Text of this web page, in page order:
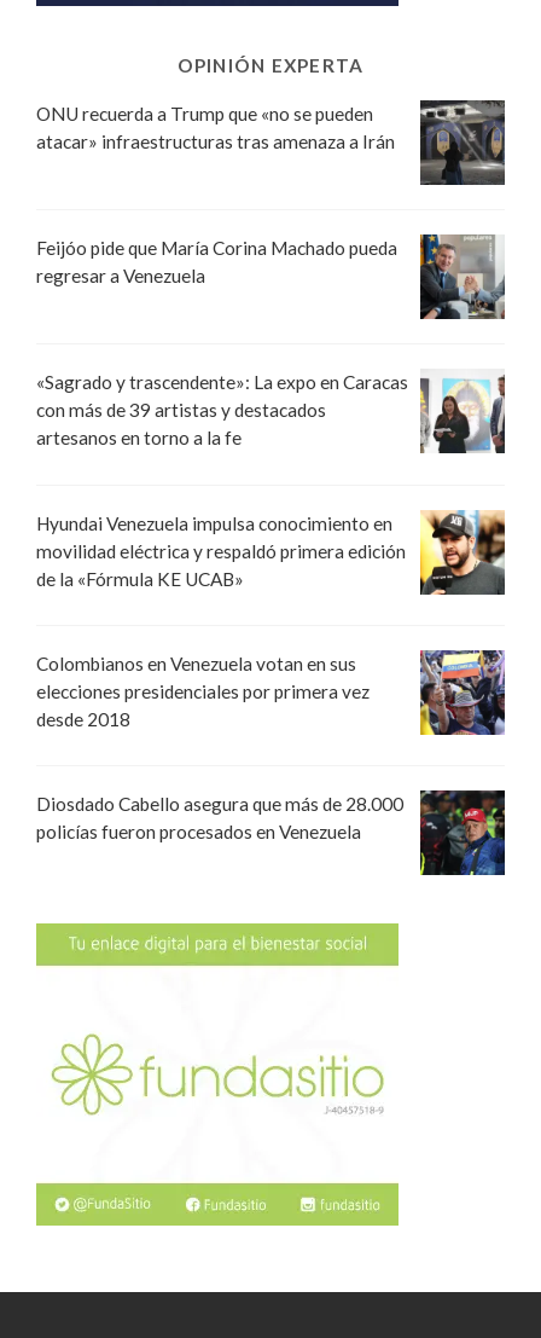
OPINIÓN EXPERTA
ONU recuerda a Trump que «no se pueden
atacar» infraestructuras tras amenaza a Irán
Feijóo pide que María Corina Machado pueda
regresar a Venezuela
«Sagrado y trascendente»: La expo en Caracas
con más de 39 artistas y destacados
artesanos en torno a la fe
Hyundai Venezuela impulsa conocimiento en
movilidad eléctrica y respaldó primera edición
de la «Fórmula KE UCAB»
Colombianos en Venezuela votan en sus
elecciones presidenciales por primera vez
desde 2018
Diosdado Cabello asegura que más de 28.000
policías fueron procesados en Venezuela